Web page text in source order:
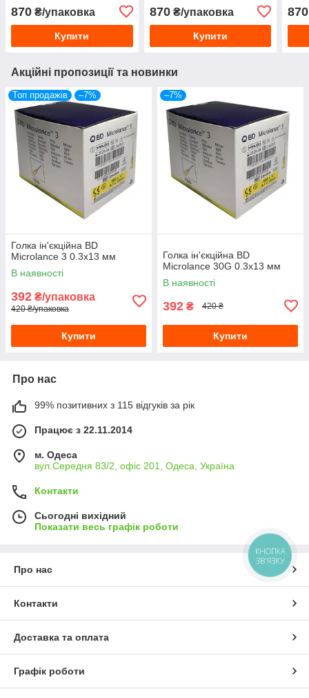
870 ₴/упаковка
Купити
870₴/упаковка
Купити
870
Акційні пропозиції та новинки
Топ продажів –7%
Голка ін'єкційна ВD
Microlance 3 0.3х13 мм
В наявності
392 ₴/упаковка
420 ₴/упаковка
Купити
–7%
Голка ін'єкційна ВD
Microlance 30G 0.3х13 мм
В наявності
392 ₴ 420 ₴
Купити
Про нас
99% позитивних з 115 відгуків за рік
Працює з 22.11.2014
м. Одеса
вул.Середня 83/2, офіс 201, Одеса, Україна
Контакти
Сьогодні вихідний
Показати весь графік роботи
Про нас
Контакти
Доставка та оплата
Графік роботи
КНОПКА
ЗВ'ЯЗКУ